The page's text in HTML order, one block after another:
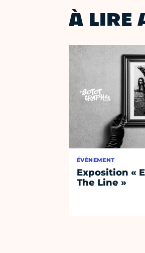
À LIRE
ÉVÈNEMENT
Exposition «
The Line »